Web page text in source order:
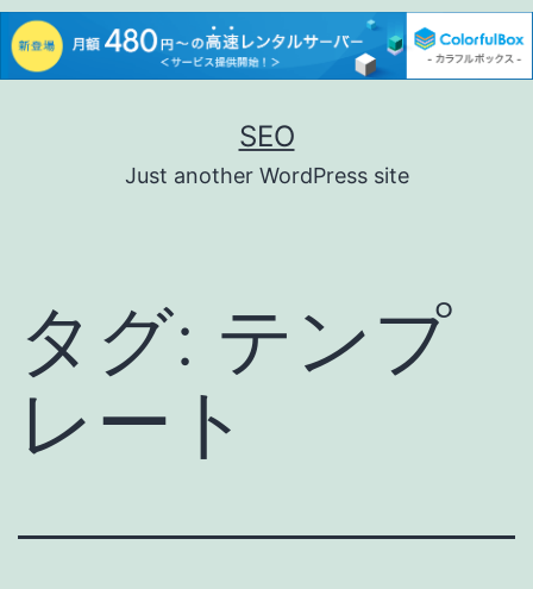
SEO
Just another WordPress site
タグ: テンプ
レート